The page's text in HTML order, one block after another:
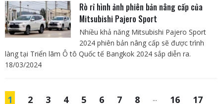
Rò rỉ hình ảnh phiên bản nâng cấp của
Mitsubishi Pajero Sport
Nhiều khả năng Mitsubishi Pajero Sport
2024 phiên bản nâng cấp sẽ được trình
làng tại Triển lãm Ô tô Quốc tế Bangkok 2024 sắp diễn ra.
18/03/2024
1 2 3 4 5 6 7 8 ... 16 17